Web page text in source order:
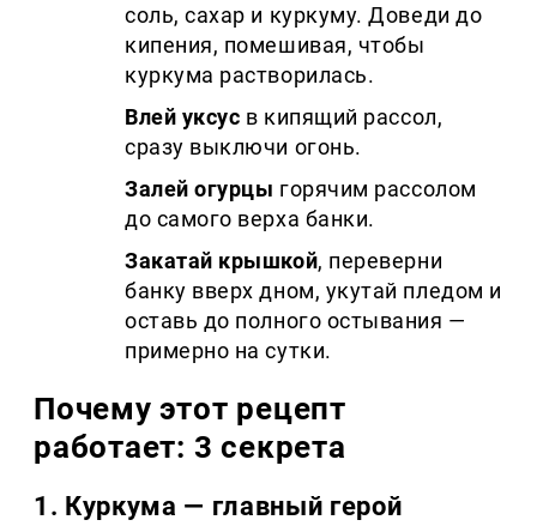
соль, сахар и куркуму. Доведи до
кипения, помешивая, чтобы
куркума растворилась.
Влей уксус в кипящий рассол,
сразу выключи огонь.
Залей огурцы горячим рассолом
до самого верха банки.
Закатай крышкой, переверни
банку вверх дном, укутай пледом и
оставь до полного остывания —
примерно на сутки.
Почему этот рецепт
работает: 3 секрета
1. Куркума — главный герой